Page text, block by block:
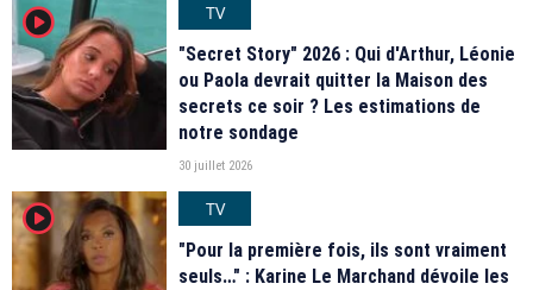
player2
TV
"Secret Story" 2026 : Qui d'Arthur, Léonie
ou Paola devrait quitter la Maison des
secrets ce soir ? Les estimations de
notre sondage
30 juillet 2026
player2
TV
"Pour la première fois, ils sont vraiment
seuls…" : Karine Le Marchand dévoile les